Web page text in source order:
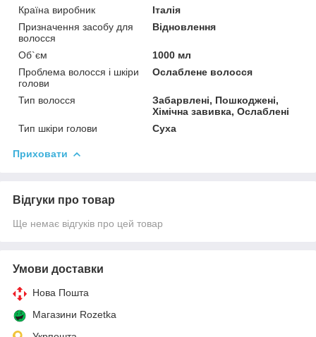
Країна виробник
Італія
Призначення засобу для
волосся
Відновлення
Об`єм
1000 мл
Проблема волосся і шкіри
голови
Ослаблене волосся
Тип волосся
Забарвлені, Пошкоджені,
Хімічна завивка, Ослаблені
Тип шкіри голови
Суха
Приховати
Відгуки про товар
Ще немає відгуків про цей товар
Умови доставки
Нова Пошта
Магазини Rozetka